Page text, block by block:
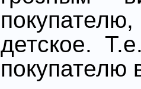
детское.
покупателю